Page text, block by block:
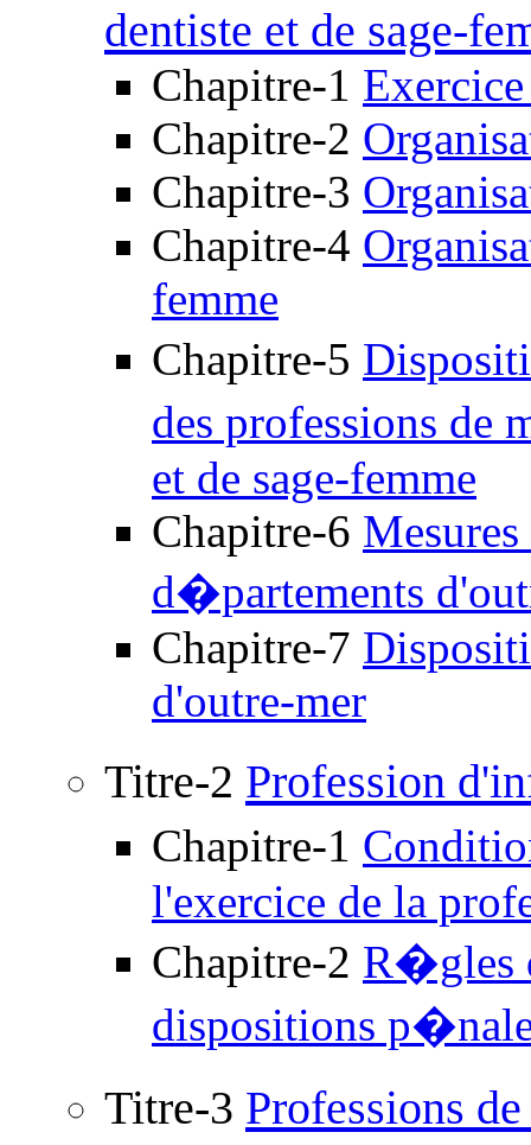
dentiste et de sage-
Chapitre-1
Chapitre-2
Chapitre-3
Chapitre-4
femme
Chapitre-5
des professions de
et de sage-femme
Chapitre-6
d�partements
Chapitre-7
d'outre-mer
Titre-2 Profession
Chapitre-1
l'exercice de la
Chapitre-2 R�gles
dispositions
Titre-3 Professions